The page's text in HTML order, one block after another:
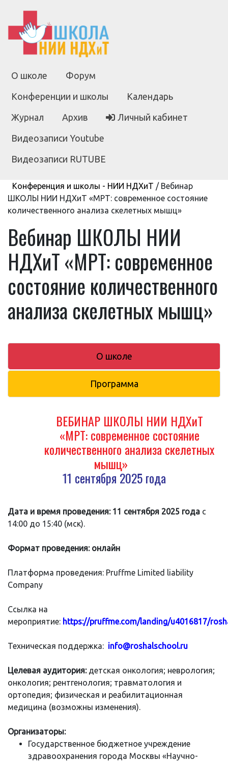
О школе Форум
Конференции и школы Календарь
Журнал Архив Личный кабинет
Видеозаписи Youtube
Видеозаписи RUTUBE
Конференция и школы - НИИ НДХиТ / Вебинар
ШКОЛЫ НИИ НДХиТ «МРТ: современное состояние
количественного анализа скелетных мышц»
Вебинар ШКОЛЫ НИИ
НДХиТ «МРТ: современное
состояние количественного
анализа скелетных мышц»
О школе
Программа
ВЕБИНАР ШКОЛЫ НИИ НДХиТ
«МРТ: современное состояние
количественного анализа скелетных
мышц»
11 сентября 2025 года
Дата и время проведения: 11 сентября 2025 года с
14:00 до 15:40 (мск).
Формат проведения: онлайн
Платформа проведения: Pruffme Limited liability
Company
Ссылка на
мероприятие: https://pruffme.com/landing/u4016817/
Техническая поддержка: info@roshalschool.ru
Целевая аудитория: детская онкология; неврология;
онкология; рентгенология; травматология и
ортопедия; физическая и реабилитационная
медицина (возможны изменения).
Организаторы:
Государственное бюджетное учреждение
здравоохранения города Москвы «Научно-